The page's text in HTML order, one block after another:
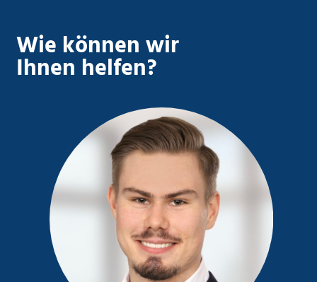
Wie können wir
Ihnen helfen?